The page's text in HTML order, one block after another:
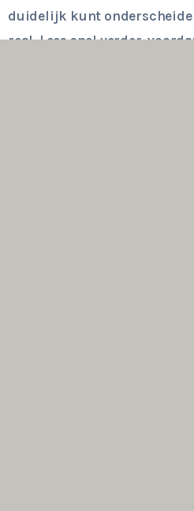
duidelijk kunt
real. Lees snel verder,